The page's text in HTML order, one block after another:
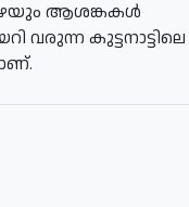
ആശങ്കകള്‍
വരുന്ന കുട്ടനാട്ടിലെ